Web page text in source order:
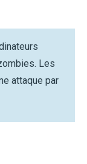
Les
attaque par